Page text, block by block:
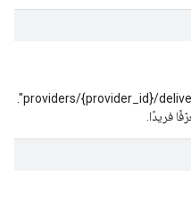
"providers/{provider_id}/deliveryVehicles/{delivery_vehicle_id}".